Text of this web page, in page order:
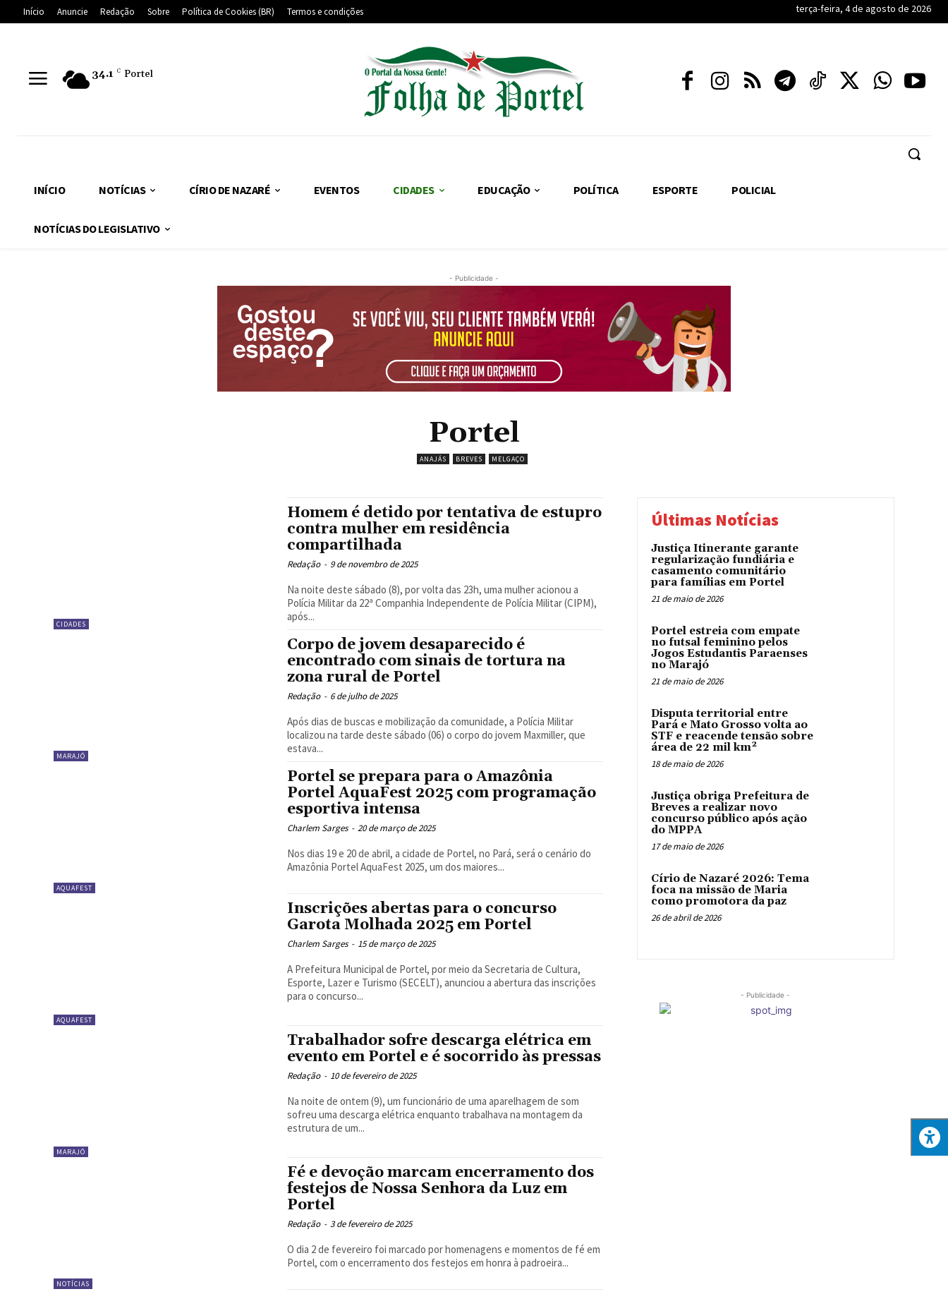
Início Anuncie Redação Sobre Política de Cookies (BR) Termos e condições terça-feira, 4 de agosto de 2026
34.1 C Portel
INÍCIO NOTÍCIAS CÍRIO DE NAZARÉ EVENTOS CIDADES EDUCAÇÃO POLÍTICA ESPORTE POLICIAL
NOTÍCIAS DO LEGISLATIVO
- Publicidade -
Portel
ANAJÁS BREVES MELGAÇO
CIDADES
Homem é detido por tentativa de estupro
contra mulher em residência
compartilhada
Redação - 9 de novembro de 2025
Na noite deste sábado (8), por volta das 23h, uma mulher acionou a
Polícia Militar da 22ª Companhia Independente de Polícia Militar (CIPM),
após...
MARAJÓ
Corpo de jovem desaparecido é
encontrado com sinais de tortura na
zona rural de Portel
Redação - 6 de julho de 2025
Após dias de buscas e mobilização da comunidade, a Polícia Militar
localizou na tarde deste sábado (06) o corpo do jovem Maxmiller, que
estava...
AQUAFEST
Portel se prepara para o Amazônia
Portel AquaFest 2025 com programação
esportiva intensa
Charlem Sarges - 20 de março de 2025
Nos dias 19 e 20 de abril, a cidade de Portel, no Pará, será o cenário do
Amazônia Portel AquaFest 2025, um dos maiores...
AQUAFEST
Inscrições abertas para o concurso
Garota Molhada 2025 em Portel
Charlem Sarges - 15 de março de 2025
A Prefeitura Municipal de Portel, por meio da Secretaria de Cultura,
Esporte, Lazer e Turismo (SECELT), anunciou a abertura das inscrições
para o concurso...
MARAJÓ
Trabalhador sofre descarga elétrica em
evento em Portel e é socorrido às pressas
Redação - 10 de fevereiro de 2025
Na noite de ontem (9), um funcionário de uma aparelhagem de som
sofreu uma descarga elétrica enquanto trabalhava na montagem da
estrutura de um...
NOTÍCIAS
Fé e devoção marcam encerramento dos
festejos de Nossa Senhora da Luz em
Portel
Redação - 3 de fevereiro de 2025
O dia 2 de fevereiro foi marcado por homenagens e momentos de fé em
Portel, com o encerramento dos festejos em honra à padroeira...
Últimas Notícias
Justiça Itinerante garante
regularização fundiária e
casamento comunitário
para famílias em Portel
21 de maio de 2026
Portel estreia com empate
no futsal feminino pelos
Jogos Estudantis Paraenses
no Marajó
21 de maio de 2026
Disputa territorial entre
Pará e Mato Grosso volta ao
STF e reacende tensão sobre
área de 22 mil km²
18 de maio de 2026
Justiça obriga Prefeitura de
Breves a realizar novo
concurso público após ação
do MPPA
17 de maio de 2026
Círio de Nazaré 2026: Tema
foca na missão de Maria
como promotora da paz
26 de abril de 2026
- Publicidade -